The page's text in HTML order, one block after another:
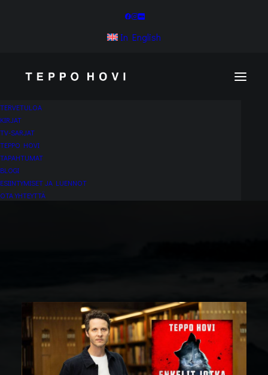
In English
TERVETULOA
KIRJAT
TV-SARJAT
TEPPO HOVI
TAPAHTUMAT
BLOGI
ESIINTYMISET JA LUENNOT
OTA YHTEYTTÄ